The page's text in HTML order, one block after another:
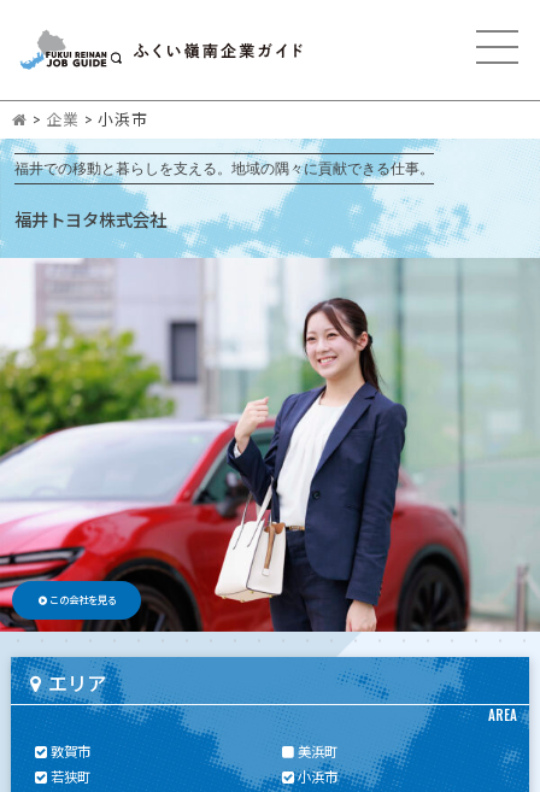
> 企業 > 小浜市
福井での移動と暮らしを支える。地域の隅々に貢献できる仕事。
福井トヨタ株式会社
この会社を見る
エリア
AREA
敦賀市
美浜町
若狭町
小浜市